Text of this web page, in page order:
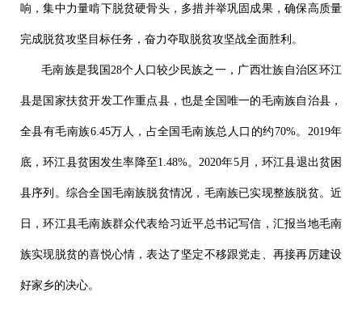
响，集中力量啃下脱贫硬骨头，多措并举巩固成果，确保高质量
完成脱贫攻坚目标任务，奋力夺取脱贫攻坚战全面胜利。
毛南族是我国28个人口较少民族之一，广西壮族自治区环江
县是国家扶贫开发工作重点县，也是全国唯一的毛南族自治县，
全县有毛南族6.45万人，占全国毛南族总人口的约70%。2019年
底，环江县贫困发生率降至1.48%。2020年5月，环江县退出贫困
县序列。综合全国毛南族脱贫情况，毛南族已实现整族脱贫。近
日，环江县毛南族群众代表给习近平总书记写信，汇报当地毛南
族实现脱贫的喜悦心情，表达了坚定不移跟党走、再接再厉建设
好家乡的决心。